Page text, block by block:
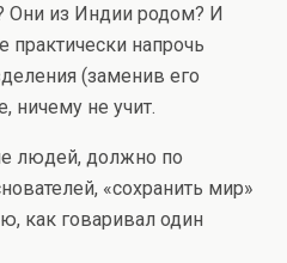
Они из Индии родом? И
практически напрочь
(заменив его
ничему не учит.
людей, должно по
«сохранить мир»
как говаривал один